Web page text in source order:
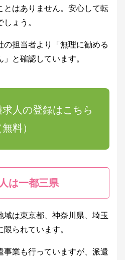
とはありません。安心して転
ょう。
担当者より「無理に勧める
と確認しています。
人の登録はこちら
無料）
は一都三県
域は東京都、神奈川県、埼玉
られています。
事業も行っていますが、派遣